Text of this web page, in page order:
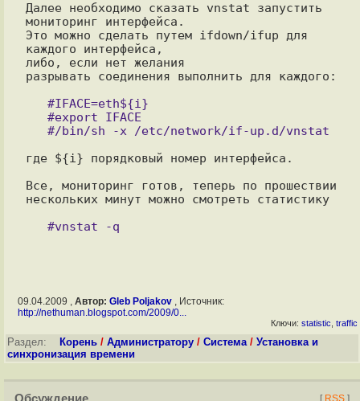
Далее необходимо сказать vnstat запустить
мониторинг интерфейса.
Это можно сделать путем ifdown/ifup для
каждого интерфейса,
либо, если нет желания
разрывать соединения выполнить для каждого:
где ${i} порядковый номер интерфейса.
Все, мониторинг готов, теперь по прошествии
нескольких минут можно смотреть статистику
09.04.2009 , Автор: Gleb Poljakov, Источник:
http://nethuman.blogspot.com/2009/0...
Ключи: statistic traffic
Раздел: Корень / Администратору / Система/ Установка и
синхронизация времени
[ RSS ]